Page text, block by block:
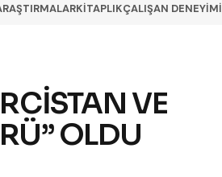
KİTAPLIKÇALIŞAN DENEYİMİ
VE
OLDU